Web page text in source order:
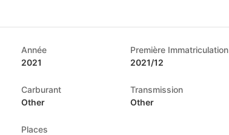
Année
2021
Première Immatriculation
2021/12
Carburant
Other
Transmission
Other
Places